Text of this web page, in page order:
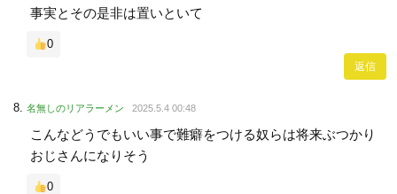
事実とその是非は置いといて
0
返信
名無しのリアラーメン 2025.5.4 00:48
こんなどうでもいい事で難癖をつける奴らは将来ぶつかり
おじさんになりそう
0